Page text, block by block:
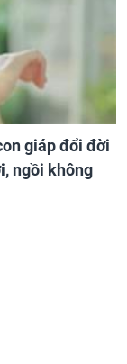
giáp đổi đời
ngồi không